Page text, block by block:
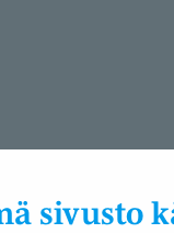
sivusto